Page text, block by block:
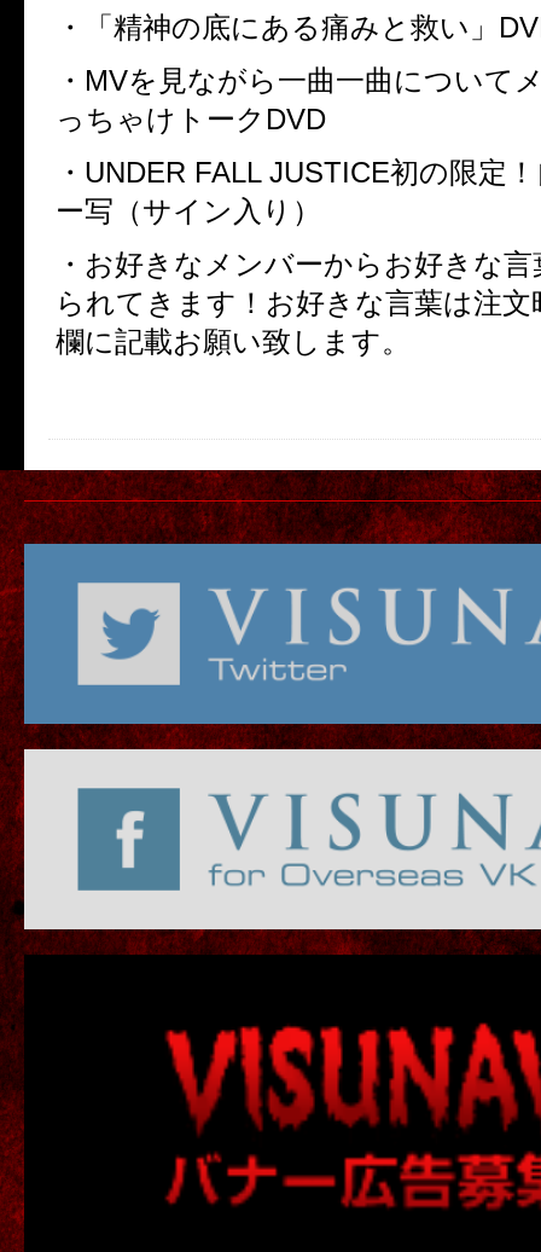
・「精神の底にある痛みと救い」
・ MVを見ながら一曲一曲について
っちゃけトーク DVD
・ UNDER FALL JUSTICE初の限定
ー写（サイン入り）
・お好きなメンバーからお好きな言
られてきます！お好きな言葉は注文
欄に記載お願い致します。